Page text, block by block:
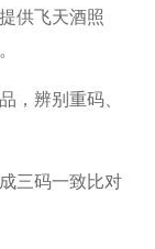
供飞天酒照
，辨别重码、
三码一致比对